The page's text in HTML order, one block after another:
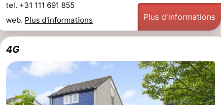
tel. +31 111 691 855
web. Plus d'informations Plus d'informations
4G